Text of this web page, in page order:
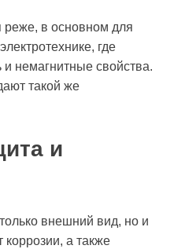
реже, в основном для
где
немагнитные свойства.
такой же
и
внешний вид, но и
а также